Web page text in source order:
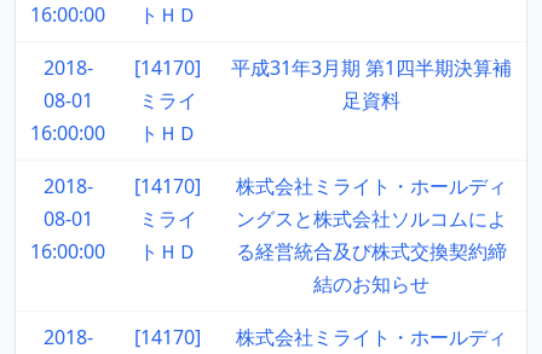
16:00:00
トＨＤ
2018-
08-01
16:00:00
[14170]
ミライ
トＨＤ
平成31年3月期 第1四半期決算補
足資料
2018-
08-01
16:00:00
[14170]
ミライ
トＨＤ
株式会社ミライト・ホールディ
ングスと株式会社ソルコムによ
る経営統合及び株式交換契約締
結のお知らせ
2018-
[14170]
株式会社ミライト・ホールディ